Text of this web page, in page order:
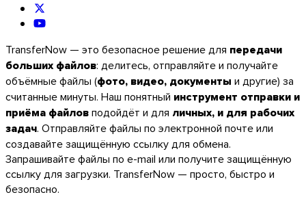
Firefox
TransferNow — это безопасное решение для передачи
больших файлов: делитесь, отправляйте и получайте
объёмные файлы (фото, видео, документы и другие) за
считанные минуты. Наш понятный инструмент отправки и
приёма файловподойдёт и для личных, и для рабочих
задач. Отправляйте файлы по электронной почте или
создавайте защищённую ссылку для обмена.
Запрашивайте файлы по e-mail или получите защищённую
ссылку для загрузки. TransferNow — просто, быстро и
безопасно.